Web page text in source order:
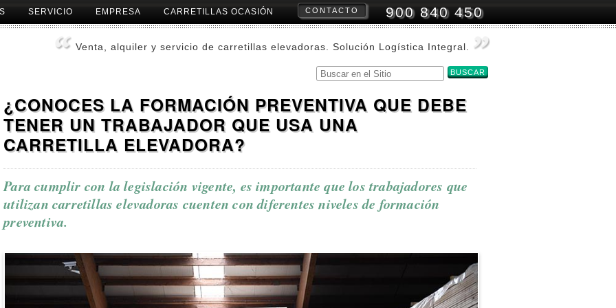
Herramientas
Personales
SERVICIO EMPRESA CARRETILLAS OCASIÓN
Buscar
CONTACTO 900 840 450
Venta, alquiler y servicio de carretillas elevadoras. Solución Logística Integral.
¿CONOCES LA FORMACIÓN PREVENTIVA QUE DEBE
TENER UN TRABAJADOR QUE USA UNA
CARRETILLA ELEVADORA?
Para cumplir con la legislación vigente, es importante que los trabajadores que
utilizan carretillas elevadoras cuenten con diferentes niveles de formación
preventiva.